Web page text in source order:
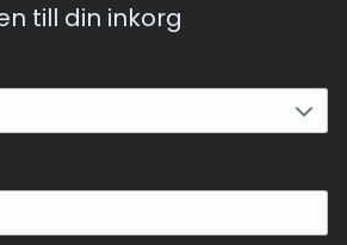
till din inkorg